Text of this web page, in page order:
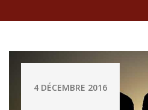
4 DÉCEMBRE 2016